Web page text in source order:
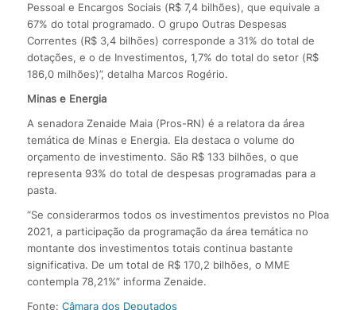
Pessoal e Encargos Sociais (R$ 7,4 bilhões), que equivale a
67% do total programado. O grupo Outras Despesas
Correntes (R$ 3,4 bilhões) corresponde a 31% do total de
dotações, e o de Investimentos, 1,7% do total do setor (R$
186,0 milhões)”, detalha Marcos Rogério.
Minas e Energia
A senadora Zenaide Maia (Pros-RN) é a relatora da área
temática de Minas e Energia. Ela destaca o volume do
orçamento de investimento. São R$ 133 bilhões, o que
representa 93% do total de despesas programadas para a
pasta.
“Se considerarmos todos os investimentos previstos no Ploa
2021, a participação da programação da área temática no
montante dos investimentos totais continua bastante
significativa. De um total de R$ 170,2 bilhões, o MME
contempla 78,21%” informa Zenaide.
Fonte: Câmara dos Deputados